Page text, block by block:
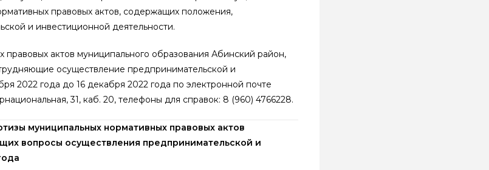
правовых актов, содержащих положения,
и инвестиционной деятельности.
актов муниципального образования Абинский район,
осуществление предпринимательской и
2022 года до 16 декабря 2022 года по электронной почте
31, каб. 20, телефоны для справок: 8 (960) 4766228.
муниципальных нормативных правовых актов
вопросы осуществления предпринимательской и